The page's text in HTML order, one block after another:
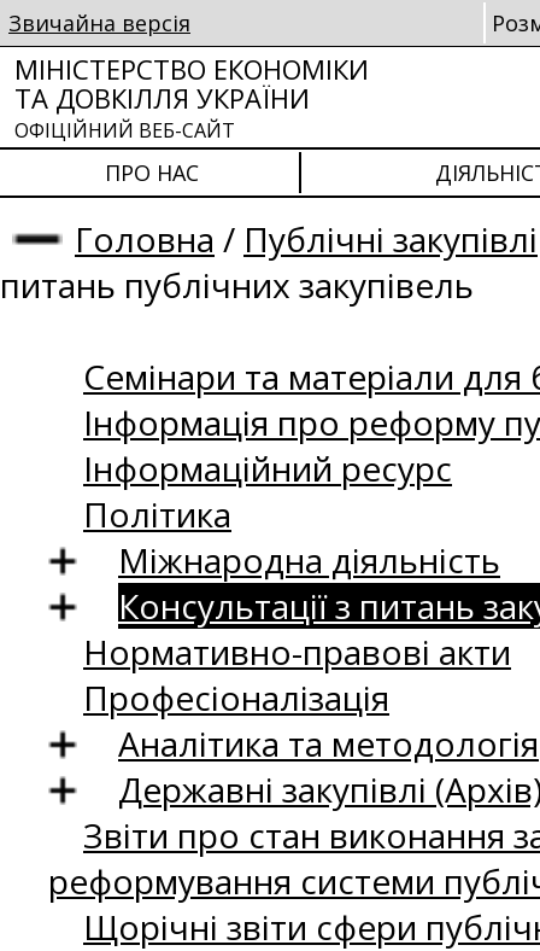
Звичайна версія
МІНІСТЕРСТВО ЕКОНОМІКИ
ТА ДОВКІЛЛЯ УКРАЇНИ
ОФІЦІЙНИЙ ВЕБ-САЙТ
ПРО НАС
Головна / Публічні закупівлі
питань публічних закупівель
Семінари та матеріали для
Інформація про реформу
Інформаційний ресурс
Політика
Міжнародна діяльність
Консультації з питань
Нормативно-правові акти
Професіоналізація
Аналітика та методологія
Державні закупівлі
Звіти про стан виконання
реформування системи
Щорічні звіти сфери